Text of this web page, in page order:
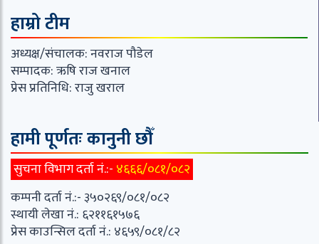
हाम्रो टीम
अध्यक्ष/संचालक: नवराज पौडेल
सम्पादक: ऋषि राज खनाल
प्रेस प्रतिनिधि: राजु खराल
हामी पूर्णतः कानुनी छौँ
सुचना विभाग दर्ता नं.:- ४६६६/०८१/०८२
कम्पनी दर्ता नं.:- ३५०२६९/०८१/०८२
स्थायी लेखा नं.: ६२११६१५७६
प्रेस काउन्सिल दर्ता नं.: ४६५९/०८१/८२